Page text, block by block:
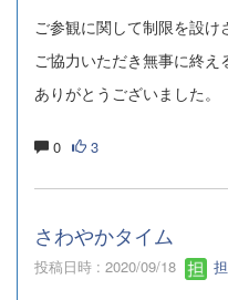
ご参観に関して制限を設け
ご協力いただき無事に終え
ありがとうございました。
0 3
さわやかタイム
投稿日時 : 2020/09/18